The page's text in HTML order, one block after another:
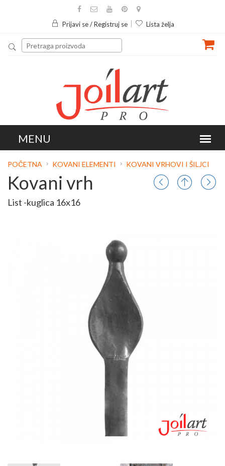
Prijavi se / Registruj se Lista želja
POČETNA KOVANI ELEMENTI KOVANI VRHOVI I ŠILJCI
Kovani vrh
List -kuglica 16x16